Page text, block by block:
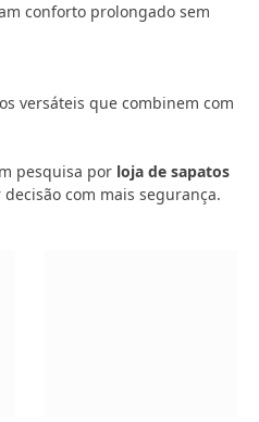
conforto prolongado sem
versáteis que combinem com
pesquisa por loja de sapatos
com mais segurança.